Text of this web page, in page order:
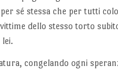
sé stessa che per tutti
dello stesso torto
congelando ogni